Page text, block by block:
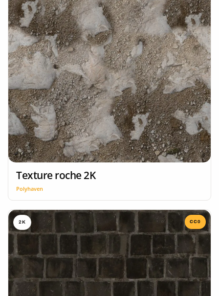
Texture roche 2K
Polyhaven
2K CC0